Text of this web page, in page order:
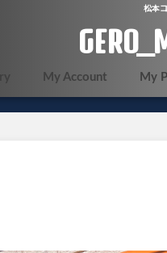
松本
My Account My